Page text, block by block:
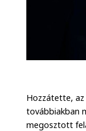
Hozzátette,
továbbiakban
megosztott